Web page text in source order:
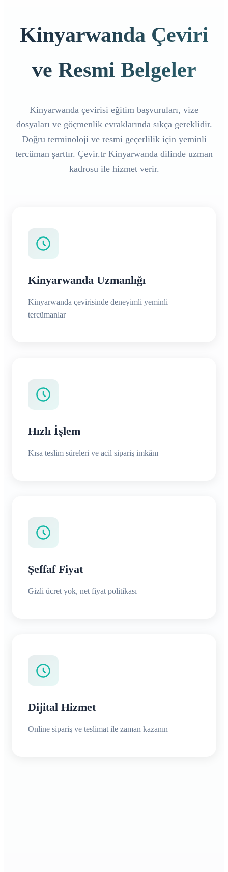
Kinyarwanda Çeviri
ve Resmi Belgeler
Kinyarwanda çevirisi eğitim başvuruları, vize
dosyaları ve göçmenlik evraklarında sıkça gereklidir.
Doğru terminoloji ve resmi geçerlilik için yeminli
tercüman şarttır. Çevir.tr Kinyarwanda dilinde uzman
kadrosu ile hizmet verir.
Kinyarwanda Uzmanlığı
Kinyarwanda çevirisinde deneyimli yeminli
tercümanlar
Hızlı İşlem
Kısa teslim süreleri ve acil sipariş imkânı
Şeffaf Fiyat
Gizli ücret yok, net fiyat politikası
Dijital Hizmet
Online sipariş ve teslimat ile zaman kazanın